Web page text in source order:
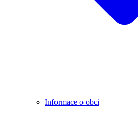
Informace o obci